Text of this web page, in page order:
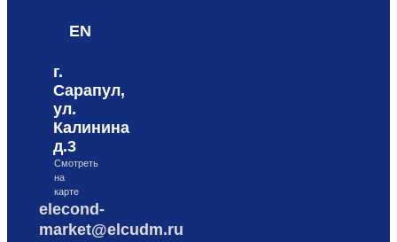
EN
г.
Сарапул,
ул.
Калинина
д.3
Смотреть
на
карте
elecond-
market@elcudm.ru